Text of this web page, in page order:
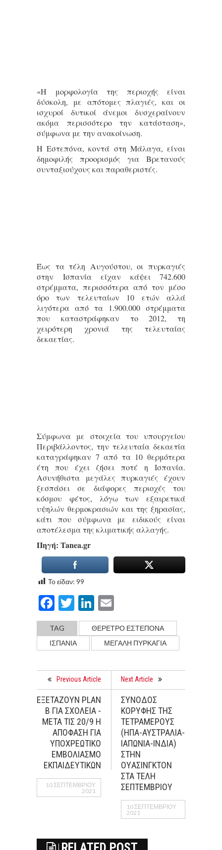
«Η μορφολογία της περιοχής είναι
δύσκολη, με απότομες πλαγιές, και οι
ισχυροί δυτικοί άνεμοι δυσχεραίνουν
ακόμα περισσότερο την κατάσταση»,
σύμφωνα με την ανακοίνωση.
Η Εστεπόνα, κοντά στη Μάλαγα, είναι
δημοφιλής προορισμός για Βρετανούς
συνταξιούχους και παραθεριστές.
Έως τα τέλη Αυγούστου, οι πυρκαγιές
στην Ισπανία είχαν κάψει 742.600
στρέμματα, περισσότερα από τον μέσο
όρο των τελευταίων 10 ετών αλλά
λιγότερα από τα 1.900.000 στρέμματα
που καταστράφηκαν το 2012, τη
χειρότερη χρονιά της τελευταίας
δεκαετίας.
Σύμφωνα με στοιχεία του υπουργείου
Περιβάλλοντος, την τελευταία δεκαετία
καταγράφηκαν 7 από τα 10 θερμότερα
έτη που έχει ζήσει ποτέ η Ισπανία.
Ασυνήθιστα μεγάλες πυρκαγιές έχουν
ξεσπάσει σε διάφορες περιοχές του
κόσμου φέτος, λόγω των εξαιρετικά
υψηλών θερμοκρασιών και της ξηρασίας,
κάτι που σύμφωνα με ειδικούς είναι
αποτέλεσμα της κλιματικής αλλαγής.
Πηγή: Tanea.gr
Το είδαν: 99
Facebook
TwitterLinkedIn
TAG
ΘΕΡΕΤΡΟ ΕΣΤΕΠΟΝΑ
ΙΣΠΑΝΙΑ
ΜΕΓΑΛΗ ΠΥΡΚΑΓΙΑ
Previous Article
ΕΞΕΤΑΖΟΥΝ PLAN
B ΓΙΑ ΣΧΟΛΕΙΑ -
ΜΕΤΑ ΤΙΣ 20/9 Η
ΑΠΟΦΑΣΗ ΓΙΑ
ΥΠΟΧΡΕΩΤΙΚΟ
ΕΜΒΟΛΙΑΣΜΟ
ΕΚΠΑΙΔΕΥΤΙΚΩΝ
10 ΣΕΠΤΕΜΒΡΊΟΥ
2021
Next Article
ΣYΝΟΔΟΣ
ΚΟΡΥΦHΣ ΤΗΣ
ΤΕΤΡΑΜΕΡΟYΣ
(ΗΠΑ-ΑΥΣΤΡΑΛIΑ-
ΙΑΠΩΝIΑ-ΙΝΔIΑ)
ΣΤΗΝ
ΟΥAΣΙΝΓΚΤΟΝ
ΣΤΑ ΤEΛΗ
ΣΕΠΤΕΜΒΡIΟΥ
10 ΣΕΠΤΕΜΒΡΊΟΥ
2021